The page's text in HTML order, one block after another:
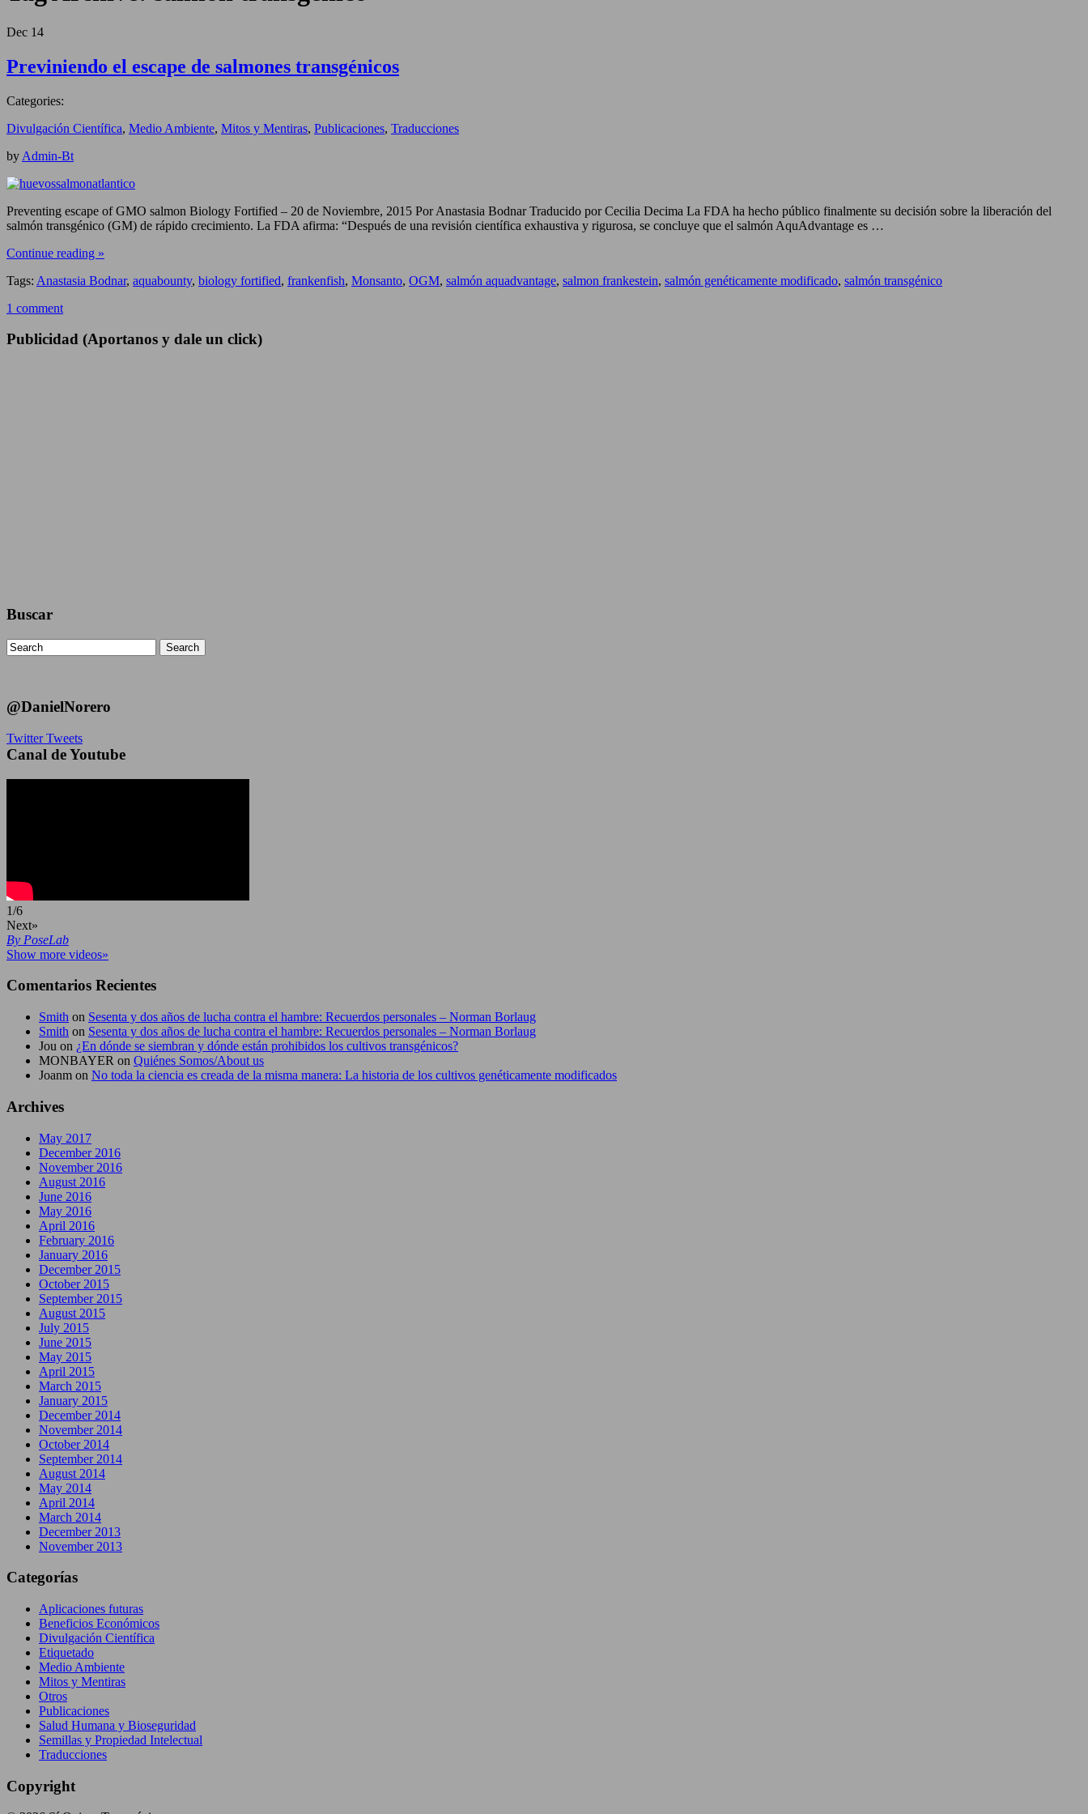
Dec 14
Previniendo el escape de salmones transgénicos
Categories:
Divulgación Científica, Medio Ambiente, Mitos y Mentiras, Publicaciones, Traducciones
by Admin-Bt
Preventing escape of GMO salmon Biology Fortified – 20 de Noviembre, 2015 Por Anastasia Bodnar Traducido por Cecilia Decima La FDA ha hecho público finalmente su decisión sobre la liberación del
salmón transgénico (GM) de rápido crecimiento. La FDA afirma: “Después de una revisión científica exhaustiva y rigurosa, se concluye que el salmón AquAdvantage es …
Continue reading »
Tags: Anastasia Bodnar, aquabounty, biology fortified, frankenfish, Monsanto, OGM, salmón aquadvantage, salmon frankestein, salmón genéticamente modificado, salmón transgénico
1 comment
Publicidad (Aportanos y dale un click)
Buscar
Search
@DanielNorero
Twitter Tweets
Canal de Youtube
1/6
Next»
By PoseLab
Show more videos»
Comentarios Recientes
Smith on Sesenta y dos años de lucha contra el hambre: Recuerdos personales – Norman Borlaug
Smith on Sesenta y dos años de lucha contra el hambre: Recuerdos personales – Norman Borlaug
Jou on ¿En dónde se siembran y dónde están prohibidos los cultivos transgénicos?
MONBAYER on Quiénes Somos/About us
Joanm on No toda la ciencia es creada de la misma manera: La historia de los cultivos genéticamente modificados
Archives
May 2017
December 2016
November 2016
August 2016
June 2016
May 2016
April 2016
February 2016
January 2016
December 2015
October 2015
September 2015
August 2015
July 2015
June 2015
May 2015
April 2015
March 2015
January 2015
December 2014
November 2014
October 2014
September 2014
August 2014
May 2014
April 2014
March 2014
December 2013
November 2013
Categorías
Aplicaciones futuras
Beneficios Económicos
Divulgación Científica
Etiquetado
Medio Ambiente
Mitos y Mentiras
Otros
Publicaciones
Salud Humana y Bioseguridad
Semillas y Propiedad Intelectual
Traducciones
Copyright